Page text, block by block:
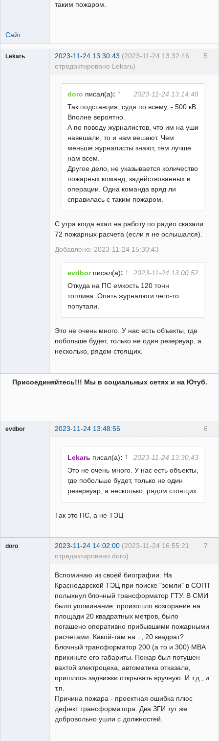
таким пожаром.
Сайт
5
Lekarь 2023-11-24 13:30:43 (2023-11-24 13:32:46
отредактировано Lekarь)
doro писал(а): ↑
2023-11-24 13:14:48
Так подстанция, судя по всему, - 500 кВ.
Вполне вероятно.
А по поводу журналистов, что им на уши
навешали, то и нам вешают. Чем
меньше журналисты знают, тем лучше
нам всем.
Другое дело, не указывается количество
пожарных команд, задействованных в
операции. Одна команда вряд ли
справилась с таким пожаром.
С утра когда ехал на работу по радио сказали
72 пожарных расчета (если я не ослышался).
Добавлено: 2023-11-24 15:30:43
evdbor писал(а): ↑
2023-11-24 13:00:52
Откуда на ПС емкость 120 тонн
топлива. Опять журналюги чего-то
попутали.
Это не очень много. У нас есть объекты, где
побольше будет, только не один резервуар, а
несколько, рядом стоящих.
Присоединяйтесь!!! Мы в социальных сетях и на Ютуб.
6
evdbor 2023-11-24 13:48:56
Lekarь писал(а): ↑
2023-11-24 13:30:43
Это не очень много. У нас есть объекты,
где побольше будет, только не один
резервуар, а несколько, рядом стоящих.
Так это ПС, а не ТЭЦ
7
doro 2023-11-24 14:02:00 (2023-11-24 16:55:21
отредактировано doro)
Вспоминаю из своей биографии. На
Краснодарской ТЭЦ при поиске "земли" в СОПТ
полыхнул блочный трансформатор ГТУ. В СМИ
было упоминание: произошло возгорание на
площади 20 квадратных метров, было
погашено оперативно прибывшими пожарными
расчетами. Какой-там на .., 20 квадрат?
Блочный трансформатор 200 (а то и 300) МВА
прикиньте его габариты. Пожар был потушен
вахтой злектроцеха, автоматика отказала,
пришлось задвижки открывать вручную. И т.д., и
т.п.
Причина пожара - проектная ошибка плюс
дефект трансформатора. Два ЗГИ тут же
добровольно ушли с должностей.